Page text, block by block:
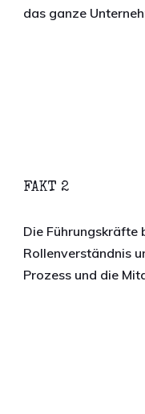
das ganze
FAKT 2
Die Führungskräfte
Rollenverständnis
Prozess und die